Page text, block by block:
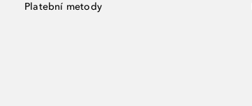
Platební metody